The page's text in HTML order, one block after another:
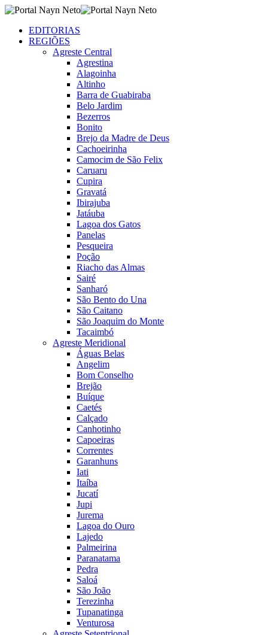
EDITORIAS
REGIÕES
Agreste Central
Agrestina
Alagoinha
Altinho
Barra de Guabiraba
Belo Jardim
Bezerros
Bonito
Brejo da Madre de Deus
Cachoeirinha
Camocim de São Felix
Caruaru
Cupira
Gravatá
Ibirajuba
Jatáuba
Lagoa dos Gatos
Panelas
Pesqueira
Poção
Riacho das Almas
Sairé
Sanharó
São Bento do Una
São Caitano
São Joaquim do Monte
Tacaimbó
Agreste Meridional
Águas Belas
Angelim
Bom Conselho
Brejão
Buíque
Caetés
Calçado
Canhotinho
Capoeiras
Correntes
Garanhuns
Iati
Itaíba
Jucatí
Jupi
Jurema
Lagoa do Ouro
Lajedo
Palmeirina
Paranatama
Pedra
Saloá
São João
Terezinha
Tupanatinga
Venturosa